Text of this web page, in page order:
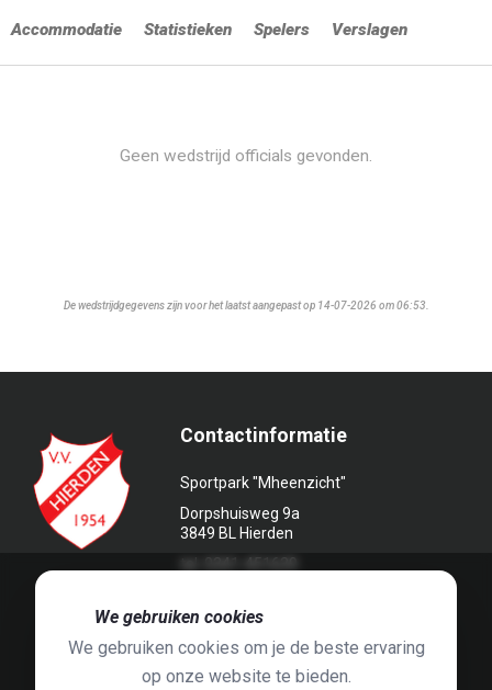
Accommodatie Statistieken Spelers Verslagen
Geen wedstrijd officials gevonden.
De wedstrijdgegevens zijn voor het laatst aangepast op 14-07-2026 om 06:53.
Contactinformatie
Sportpark "Mheenzicht"
Dorpshuisweg 9a
3849 BL Hierden
We gebruiken cookies
We gebruiken cookies om je de beste ervaring
op onze website te bieden.